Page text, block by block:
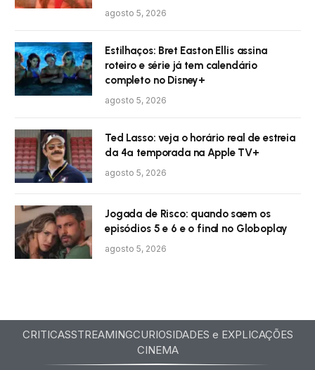
agosto 5, 2026
Estilhaços: Bret Easton Ellis assina
roteiro e série já tem calendário
completo no Disney+
agosto 5, 2026
Ted Lasso: veja o horário real de estreia
da 4ª temporada na Apple TV+
agosto 5, 2026
Jogada de Risco: quando saem os
episódios 5 e 6 e o final no Globoplay
agosto 5, 2026
CRITICASSTREAMINGCURIOSIDADES e EXPLICAÇÕES
CINEMA